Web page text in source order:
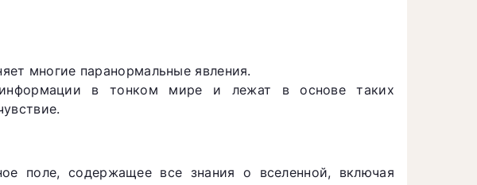
многие паранормальные явления.
в тонком мире и лежат в основе таких
поле, содержащее все знания о вселенной, включая